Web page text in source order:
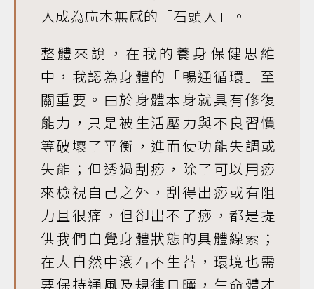
人成為麻木無感的「石頭人」。
整體來說，在我的養身保健思維
中，我認為身體的「暢通循環」至
關重要。由於身體本身就具有修復
能力，只是被生活壓力與不良習慣
等破壞了平衡，進而使功能失調或
失能；但透過刮痧，除了可以用痧
來檢視自己之外，刮得出痧或有阻
力且很痛，但卻出不了痧，都是提
供我們自覺身體狀態的具體線索；
在大自然中滾石不生苔，環境也需
要保持通風及規律日曬，生命體才